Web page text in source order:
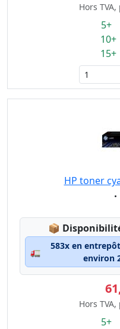
Hors
5+
10+
15+
HP toner
📦
🚛
583x en
environ
Hors
5+